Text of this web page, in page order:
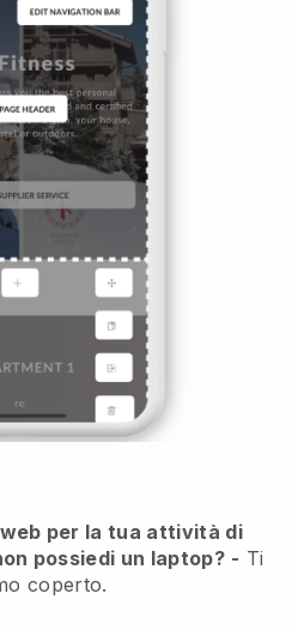
per la tua attività di
possiedi un laptop? - Ti
coperto.